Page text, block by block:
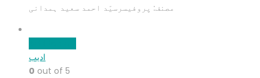
مصنف: پروفیسرسیّد احمد سعید ہمدانی
ادیب
0 out of 5